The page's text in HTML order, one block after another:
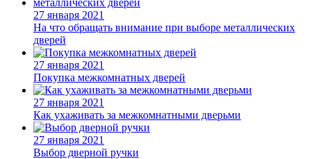
27 января 2021
На что обращать внимание при выборе металлических
дверей
27 января 2021
Покупка межкомнатных дверей
27 января 2021
Как ухаживать за межкомнатными дверьми
27 января 2021
Выбор дверной ручки